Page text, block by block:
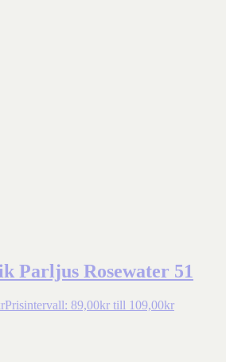
Parljus Rosewater 51
Prisintervall: 89,00kr till 109,00kr